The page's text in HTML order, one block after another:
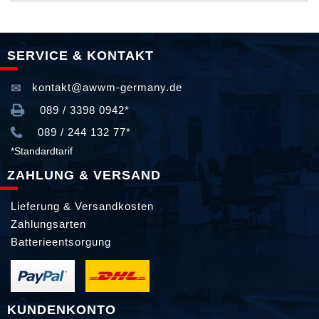
SERVICE & KONTAKT
kontakt@awwm-germany.de
089 / 3398 0942*
089 / 244 132 77*
*Standardtarif
ZAHLUNG & VERSAND
Lieferung & Versandkosten
Zahlungsarten
Batterieentsorgung
KUNDENKONTO